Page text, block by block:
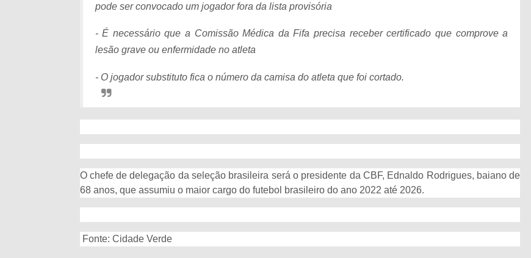
pode ser convocado um jogador fora da lista provisória
- É necessário que a Comissão Médica da Fifa precisa receber certificado que comprove a
lesão grave ou enfermidade no atleta
- O jogador substituto fica o número da camisa do atleta que foi cortado.
O chefe de delegação da seleção brasileira será o presidente da CBF, Ednaldo Rodrigues, baiano de
68 anos, que assumiu o maior cargo do futebol brasileiro do ano 2022 até 2026.
Fonte: Cidade Verde